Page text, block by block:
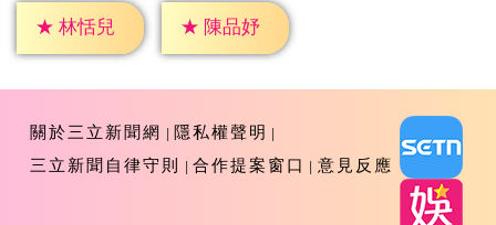
★ 林恬兒 ★ 陳品妤
關於三立新聞網
隱私權聲明
三立新聞自律守則
合作提案窗口 意見反應